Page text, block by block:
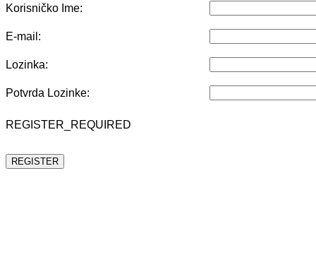
Korisničko Ime:
E-mail:
Lozinka:
Potvrda Lozinke:
REGISTER_REQUIRED
REGISTER